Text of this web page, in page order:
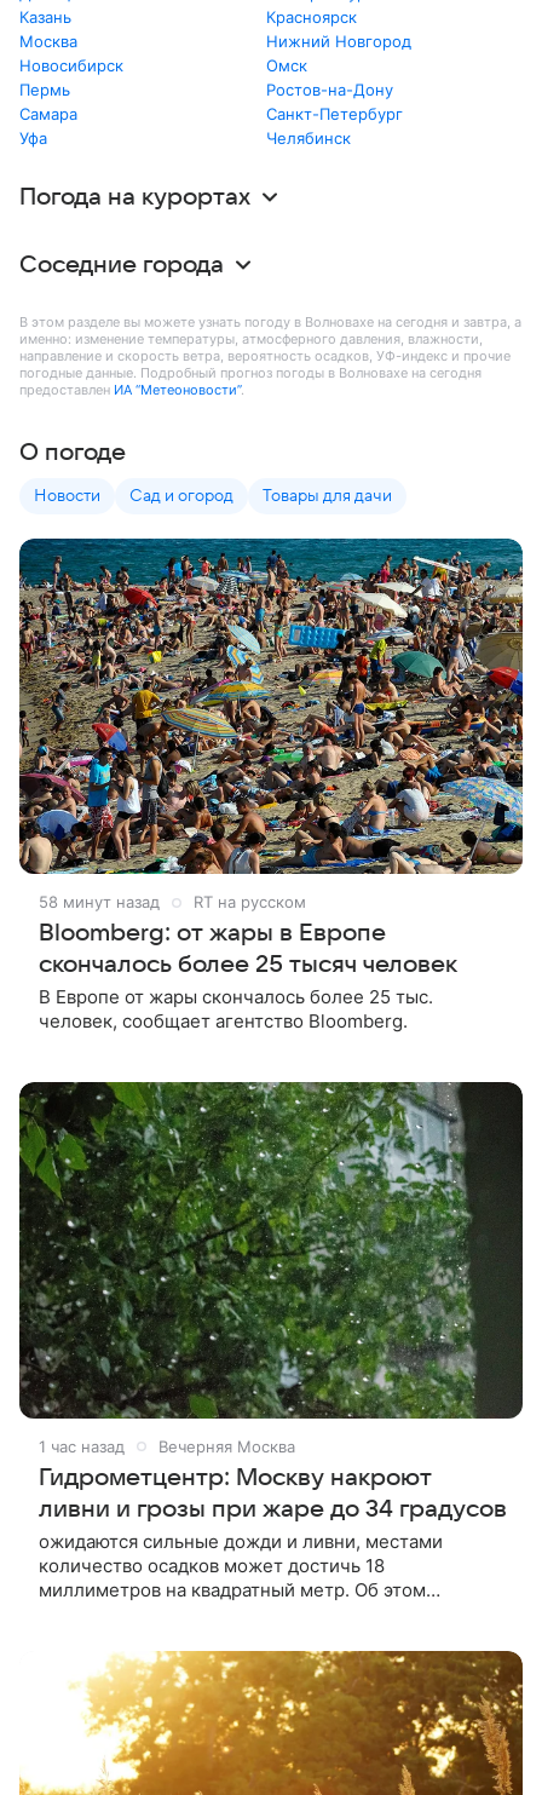
Казань
Красноярск
Москва
Нижний Новгород
Новосибирск
Омск
Пермь
Ростов-на-Дону
Самара
Санкт-Петербург
Уфа
Челябинск
Погода на курортах
Соседние города
В этом разделе вы можете узнать погоду в Волновахе на сегодня и завтра, а
именно: изменение температуры, атмосферного давления, влажности,
направление и скорость ветра, вероятность осадков, УФ-индекс и прочие
погодные данные. Подробный прогноз погоды в Волновахе на сегодня
предоставлен ИА “Метеоновости”.
О погоде
Новости Сад и огород Товары для дачи
58 минут назад RT на русском
Bloomberg: от жары в Европе
скончалось более 25 тысяч человек
В Европе от жары скончалось более 25 тыс.
человек, сообщает агентство Bloomberg.
1 час назад Вечерняя Москва
Гидрометцентр: Москву накроют
ливни и грозы при жаре до 34 градусов
ожидаются сильные дожди и ливни, местами
количество осадков может достичь 18
миллиметров на квадратный метр. Об этом